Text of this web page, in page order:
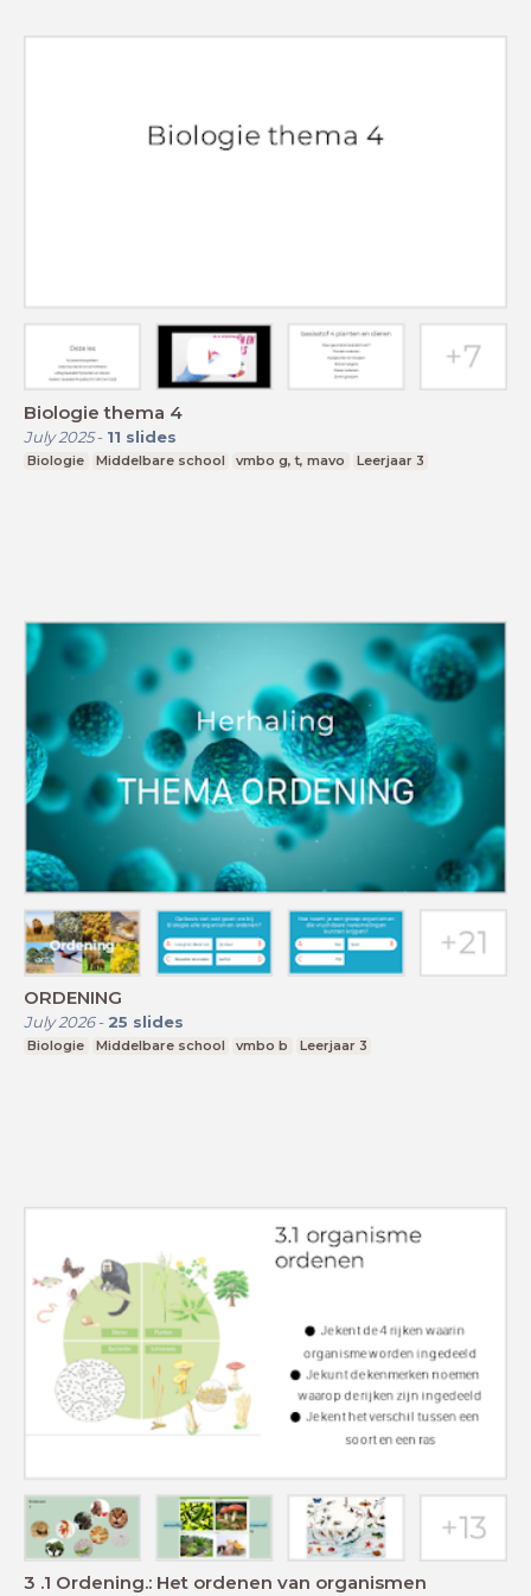
Biologie thema 4
July 2025- 11 slides
Biologie Middelbare school vmbo g, t, mavo Leerjaar 3
ORDENING
July 2026- 25 slides
Biologie Middelbare school vmbo b Leerjaar 3
3 .1 Ordening.: Het ordenen van organismen